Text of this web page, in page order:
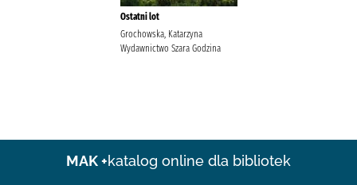
Ostatni lot
Grochowska, Katarzyna
Wydawnictwo Szara Godzina
MAK +katalog online dla bibliotek